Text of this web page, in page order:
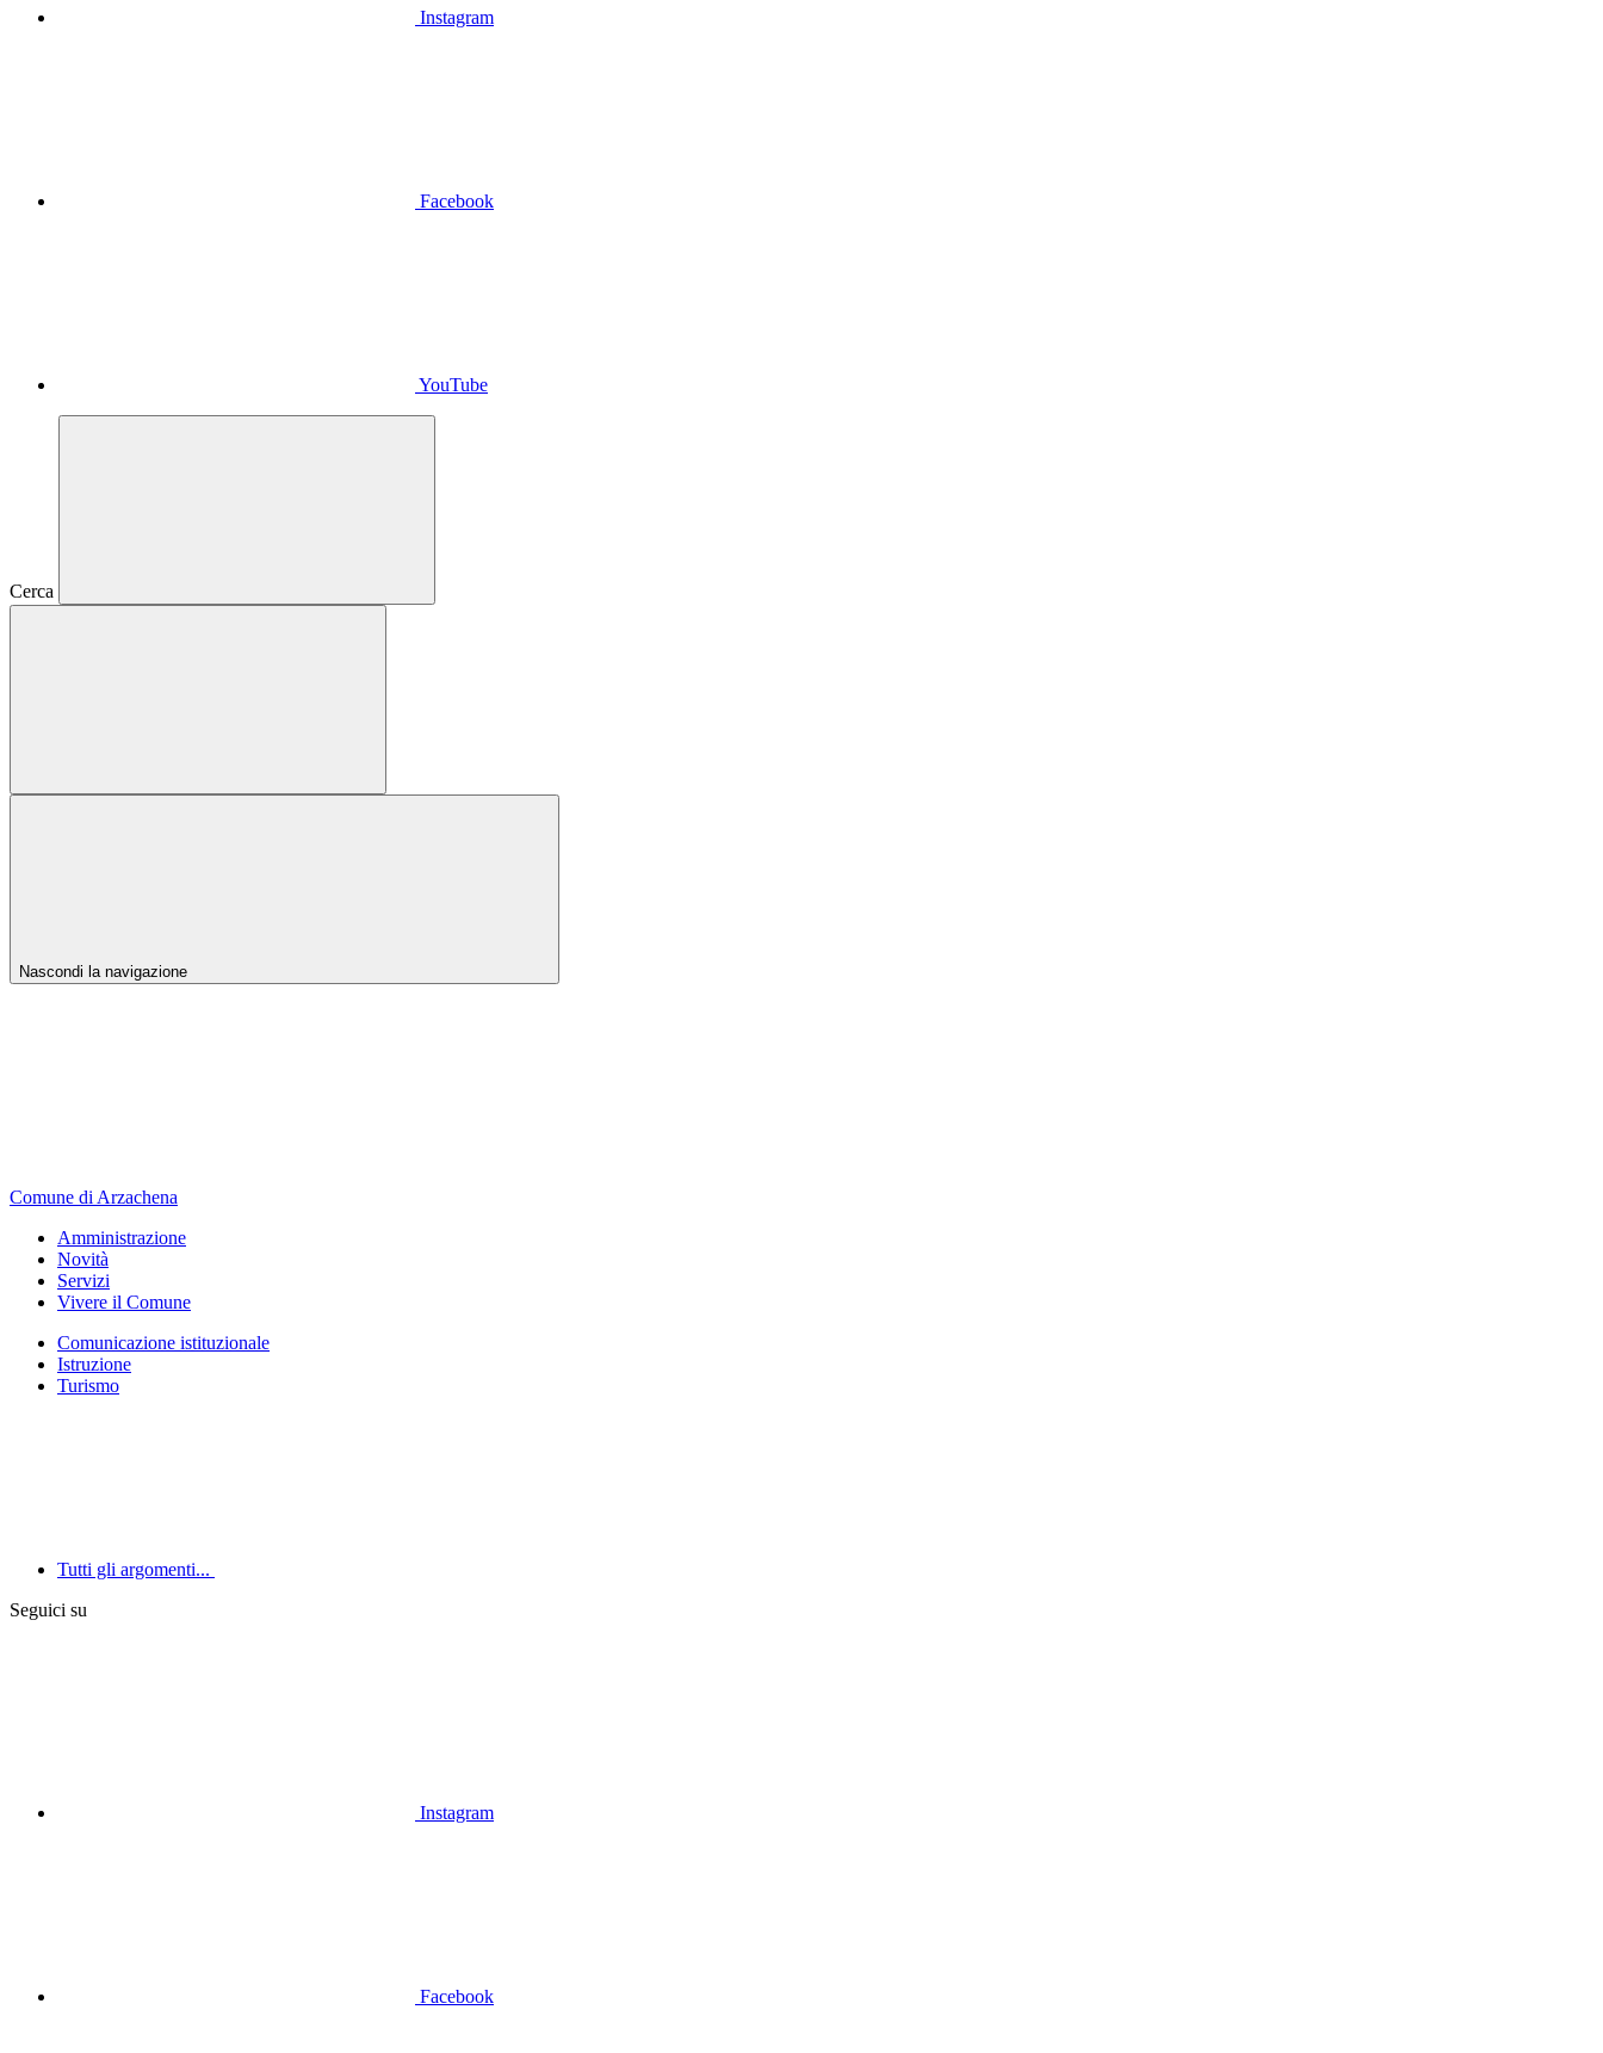
Instagram
Facebook
YouTube
Cerca
Nascondi la navigazione
Comune di Arzachena
Amministrazione
Novità
Servizi
Vivere il Comune
Comunicazione istituzionale
Istruzione
Turismo
Tutti gli argomenti...
Seguici su
Instagram
Facebook